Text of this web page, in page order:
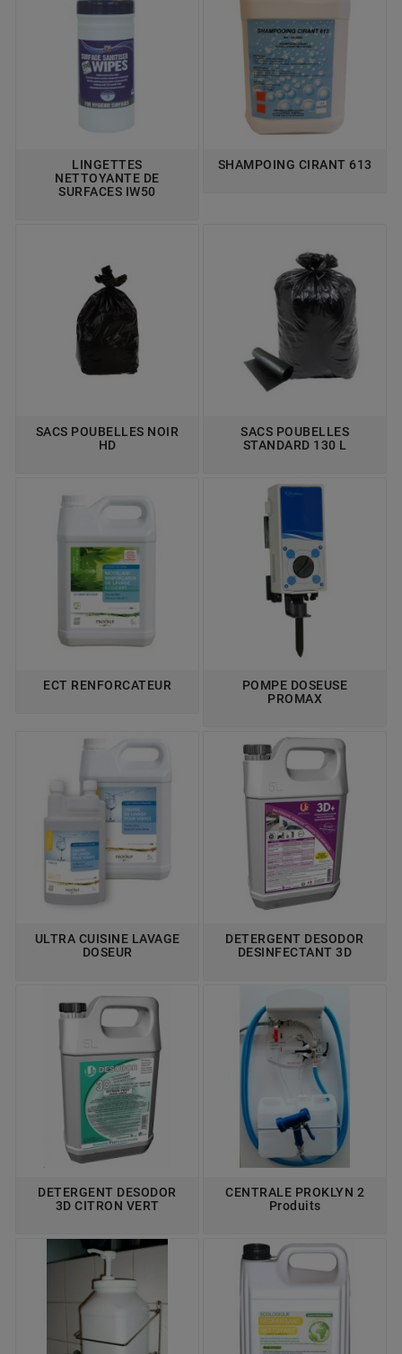
LINGETTES
NETTOYANTE DE
SURFACES IW50
SHAMPOING CIRANT 613
SACS POUBELLES NOIR
HD
SACS POUBELLES
STANDARD 130 L
ECT RENFORCATEUR
POMPE DOSEUSE
PROMAX
ULTRA CUISINE LAVAGE
DOSEUR
DETERGENT DESODOR
DESINFECTANT 3D
DETERGENT DESODOR
3D CITRON VERT
CENTRALE PROKLYN 2
Produits